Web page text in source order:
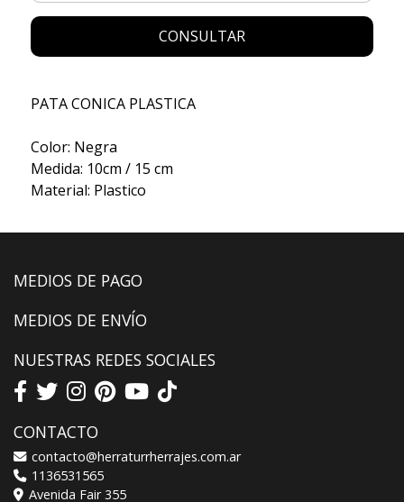
CONSULTAR
PATA CONICA PLASTICA
Color: Negra
Medida: 10cm / 15 cm
Material: Plastico
MEDIOS DE PAGO
MEDIOS DE ENVÍO
NUESTRAS REDES SOCIALES
CONTACTO
contacto@herraturrherrajes.com.ar
1136531565
Avenida Fair 355